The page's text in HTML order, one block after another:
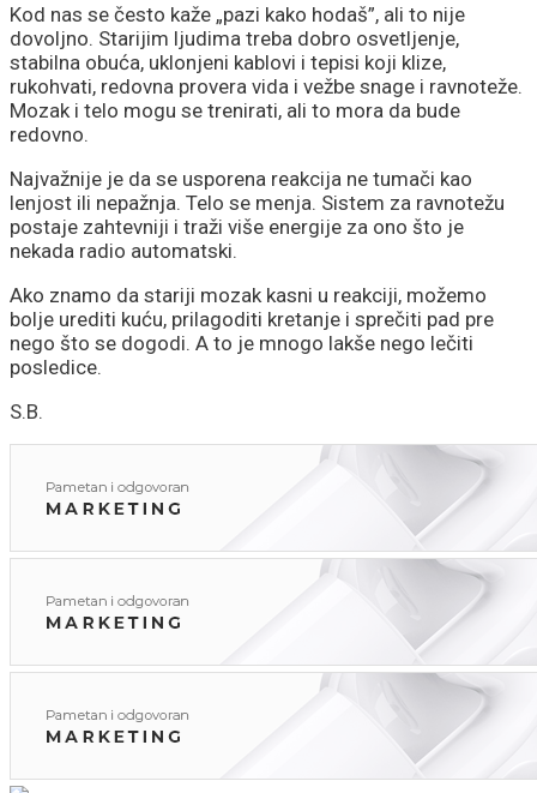
Kod nas se često kaže „pazi kako hodaš”, ali to nije
dovoljno. Starijim ljudima treba dobro osvetljenje,
stabilna obuća, uklonjeni kablovi i tepisi koji klize,
rukohvati, redovna provera vida i vežbe snage i ravnoteže.
Mozak i telo mogu se trenirati, ali to mora da bude
redovno.
Najvažnije je da se usporena reakcija ne tumači kao
lenjost ili nepažnja. Telo se menja. Sistem za ravnotežu
postaje zahtevniji i traži više energije za ono što je
nekada radio automatski.
Ako znamo da stariji mozak kasni u reakciji, možemo
bolje urediti kuću, prilagoditi kretanje i sprečiti pad pre
nego što se dogodi. A to je mnogo lakše nego lečiti
posledice.
S.B.